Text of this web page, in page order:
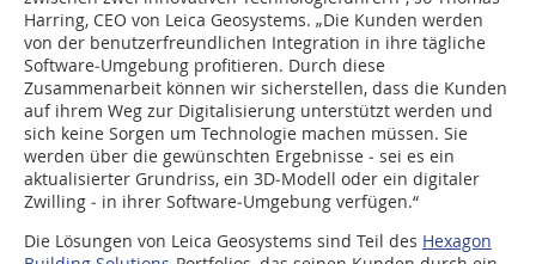
Harring, CEO von Leica Geosystems. „Die Kunden werden
von der benutzerfreundlichen Integration in ihre tägliche
Software‐Umgebung profitieren. Durch diese
Zusammenarbeit können wir sicherstellen, dass die Kunden
auf ihrem Weg zur Digitalisierung unterstützt werden und
sich keine Sorgen um Technologie machen müssen. Sie
werden über die gewünschten Ergebnisse ‐ sei es ein
aktualisierter Grundriss, ein 3D‐Modell oder ein digitaler
Zwilling ‐ in ihrer Software‐Umgebung verfügen.“
Die Lösungen von Leica Geosystems sind Teil des Hexagon